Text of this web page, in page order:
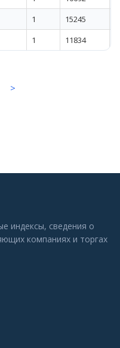
1 15245
1 11834
>
индексы, сведения о
компаниях и торгах